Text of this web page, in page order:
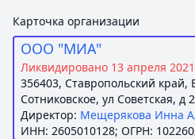
Карточка организации
ООО "МИА"
Ликвидировано 13 апреля 2021
356403, Ставропольский край,
Сотниковское, ул Советская, д
Директор: Мещерякова Инна
ИНН: 2605010128; ОГРН: